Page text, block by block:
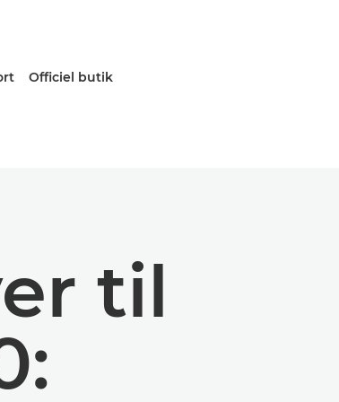
Officiel butik
til